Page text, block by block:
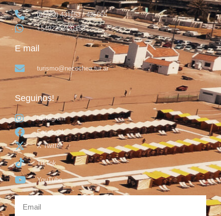
(02262) 431153 / 425665
+5492262431153
E mail
turismo@necochea.tur.ar
Seguinos!
Instagram
Facebook
X Twitter
TikTok
YouTube